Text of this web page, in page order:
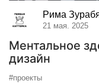
Рима
21 мая. 2025
Ментальное
дизайн
#проекты